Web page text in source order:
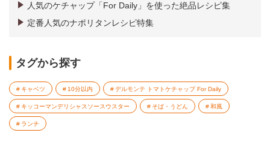
人気のケチャップ「For Daily」を使った絶品レシピ集
定番人気のナポリタンレシピ特集
タグから探す
キャベツ 10分以内 デルモンテ トマトケチャップ For Daily
キッコーマンデリシャスソースウスター そば・うどん 和風
ランチ